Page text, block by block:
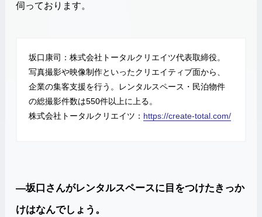
伺っております。
坂口康司：株式会社トータルクリエイツ代表取締役。
写真撮影や映像制作といったクリエイティブ面から、
企業の集客支援を行う。レンタルスペース・民泊物件
の総撮影件数は550件以上に上る。
株式会社トータルクリエイツ： https://create-total.com/
―坂口さんがレンタルスペースに目をつけたきっか
けはなんでしょう。